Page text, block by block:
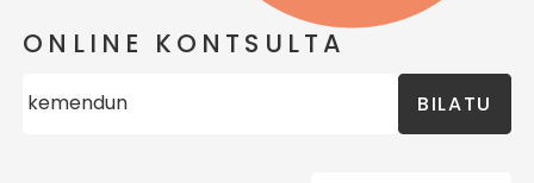
ONLINE KONTSULTA
BILATU